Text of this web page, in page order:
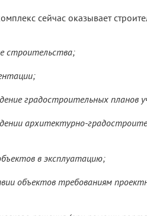
сейчас оказывает
строительства;
градостроительных планов
архитектурно-
в эксплуатацию;
объектов требованиям